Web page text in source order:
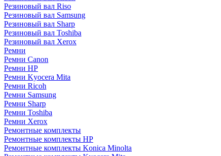
Резиновый вал Riso
Резиновый вал Samsung
Резиновый вал Sharp
Резиновый вал Toshiba
Резиновый вал Xerox
Ремни
Ремни Canon
Ремни HP
Ремни Kyocera Mita
Ремни Ricoh
Ремни Samsung
Ремни Sharp
Ремни Toshiba
Ремни Xerox
Ремонтные комплекты
Ремонтные комплекты HP
Ремонтные комплекты Konica Minolta